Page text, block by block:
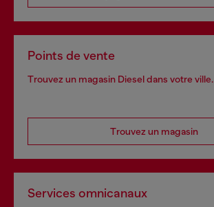
Points de vente
Trouvez un magasin Diesel dans votre ville.
Trouvez un magasin
Services omnicanaux